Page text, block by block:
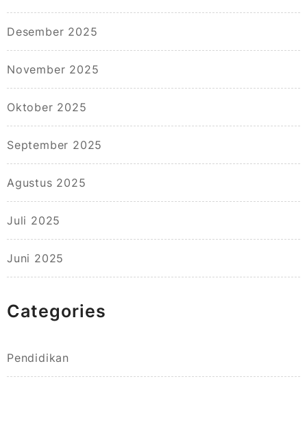
Desember 2025
November 2025
Oktober 2025
September 2025
Agustus 2025
Juli 2025
Juni 2025
Categories
Pendidikan